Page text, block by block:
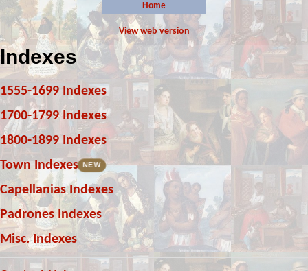
Home
View web version
Indexes
1555-1699 Indexes
1700-1799 Indexes
1800-1899 Indexes
Town Indexes NEW
Capellanias Indexes
Padrones Indexes
Misc. Indexes